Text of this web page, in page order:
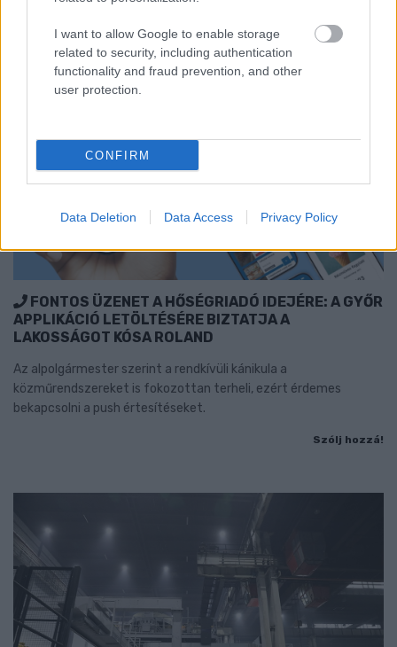
I want to allow Google to enable storage
related to security, including authentication
functionality and fraud prevention, and other
user protection.
CONFIRM
Data Deletion Data Access Privacy Policy
FONTOS ÜZENET A HŐSÉGRIADÓ IDEJÉRE: A GYŐR
APPLIKÁCIÓ LETÖLTÉSÉRE BIZTATJA A
LAKOSSÁGOT KÓSA ROLAND
Az alpolgármester szerint a rendkívüli kánikula a
közműrendszereket is fokozottan terheli, ezért érdemes
bekapcsolni a push értesítéseket.
Szólj hozzá!